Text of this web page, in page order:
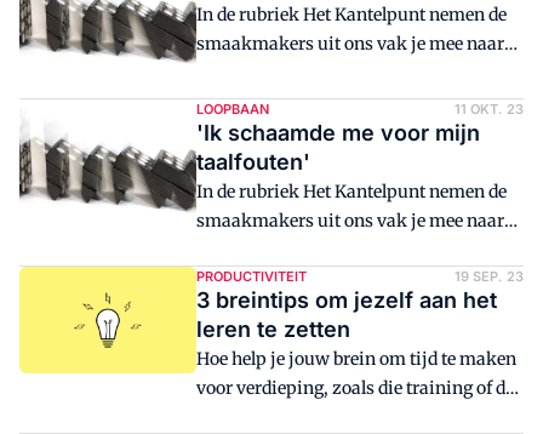
directiesecretaresse, over zakelijkheid
en afstandelijkheid.
In de rubriek Het Kantelpunt nemen de
smaakmakers uit ons vak je mee naar
werk en zichzelf veranderde.
LOOPBAAN 11 OKT. 23
'Ik schaamde me voor mijn
taalfouten'
In de rubriek Het Kantelpunt nemen de
smaakmakers uit ons vak je mee naar
werk en zichzelf veranderde.
PRODUCTIVITEIT 19 SEP. 23
3 breintips om jezelf aan het
leren te zetten
Hoe help je jouw brein om tijd te maken
voor verdieping, zoals die training of dat